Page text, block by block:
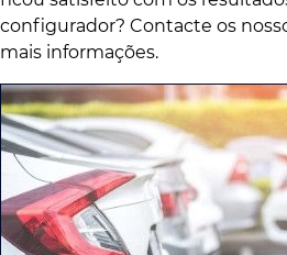
configurador? Contacte os
mais informações.